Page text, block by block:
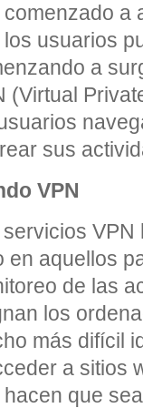
comenzado a
los usuarios
a
(Virtual
sus
VPN
servicios
en aquellos
de las
los
más difícil
a sitios
hacen que